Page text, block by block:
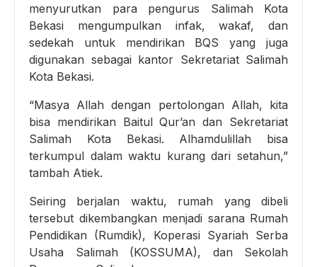
menyurutkan para pengurus Salimah Kota
Bekasi mengumpulkan infak, wakaf, dan
sedekah untuk mendirikan BQS yang juga
digunakan sebagai kantor Sekretariat Salimah
Kota Bekasi.
“Masya Allah dengan pertolongan Allah, kita
bisa mendirikan Baitul Qur’an dan Sekretariat
Salimah Kota Bekasi. Alhamdulillah bisa
terkumpul dalam waktu kurang dari setahun,”
tambah Atiek.
Seiring berjalan waktu, rumah yang dibeli
tersebut dikembangkan menjadi sarana Rumah
Pendidikan (Rumdik), Koperasi Syariah Serba
Usaha Salimah (KOSSUMA), dan Sekolah